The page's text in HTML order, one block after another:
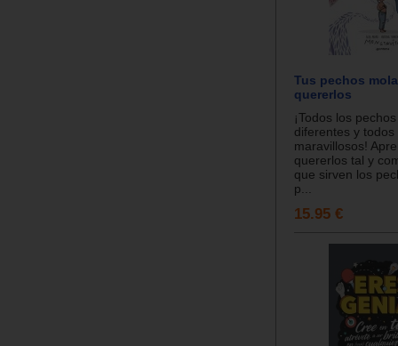
Tus pechos
quererlos
¡Todos los
diferentes y todos
maravillosos!
quererlos tal y
que sirven los
p...
15.95 €